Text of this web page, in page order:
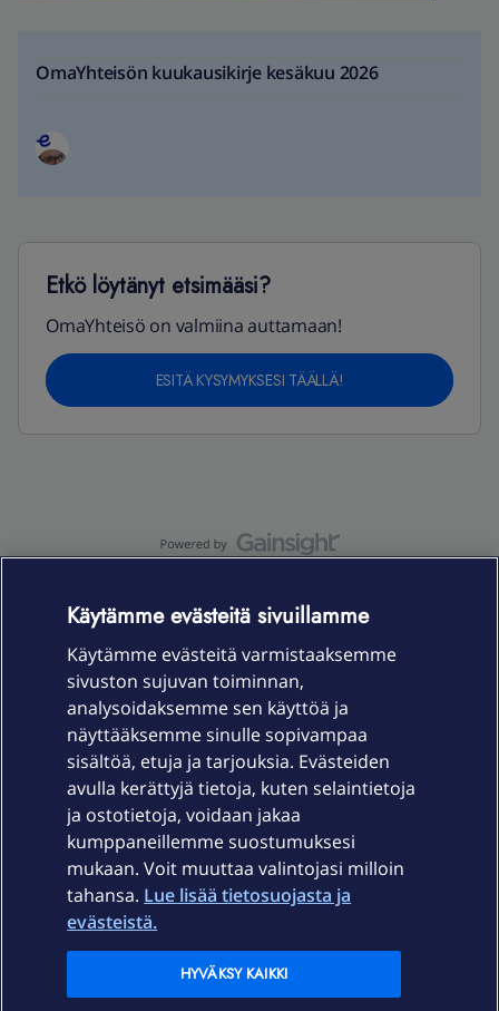
OmaYhteisön kuukausikirje kesäkuu 2026
Etkö löytänyt etsimääsi?
OmaYhteisö on valmiina auttamaan!
ESITÄ KYSYMYKSESI TÄÄLLÄ!
Laitteet & liittymät
Palvelut
Ajankohtaista
Elisa Oyj
Käytämme evästeitä sivuillamme
Käytämme evästeitä varmistaaksemme
sivuston sujuvan toiminnan,
analysoidaksemme sen käyttöä ja
näyttääksemme sinulle sopivampaa
sisältöä, etuja ja tarjouksia. Evästeiden
avulla kerättyjä tietoja, kuten selaintietoja
ja ostotietoja, voidaan jakaa
kumppaneillemme suostumuksesi
mukaan. Voit muuttaa valintojasi milloin
tahansa. Lue lisää tietosuojasta ja
evästeistä.
HYVÄKSY KAIKKI